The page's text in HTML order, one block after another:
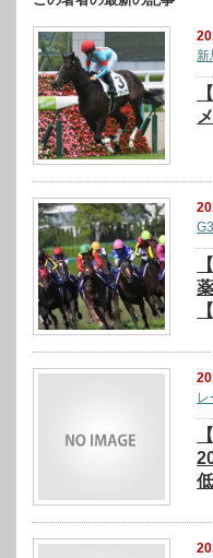
新
G3
レ